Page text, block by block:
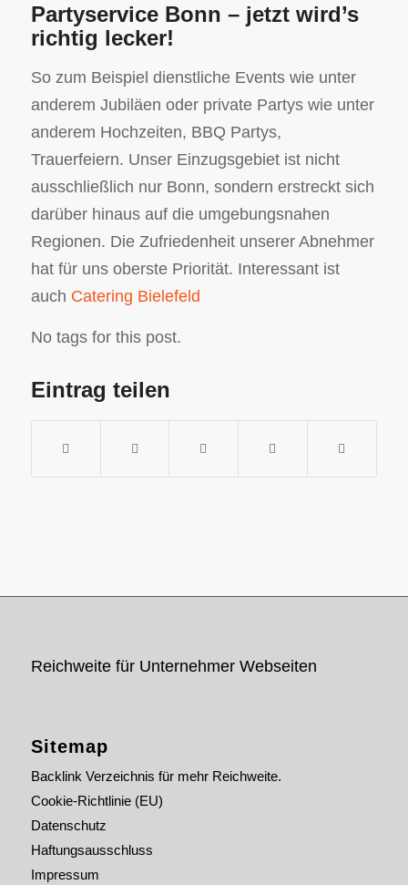
Partyservice Bonn – jetzt wird’s
richtig lecker!
So zum Beispiel dienstliche Events wie unter
anderem Jubiläen oder private Partys wie unter
anderem Hochzeiten, BBQ Partys,
Trauerfeiern. Unser Einzugsgebiet ist nicht
ausschließlich nur Bonn, sondern erstreckt sich
darüber hinaus auf die umgebungsnahen
Regionen. Die Zufriedenheit unserer Abnehmer
hat für uns oberste Priorität. Interessant ist
auch Catering Bielefeld
No tags for this post.
Eintrag teilen
Reichweite für Unternehmer Webseiten
Sitemap
Backlink Verzeichnis für mehr Reichweite.
Cookie-Richtlinie (EU)
Datenschutz
Haftungsausschluss
Impressum